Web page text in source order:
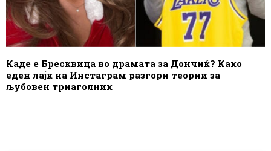
Каде е Бресквица во драмата за Дончиќ? Како
еден лајк на Инстаграм разгори теории за
љубовен триаголник